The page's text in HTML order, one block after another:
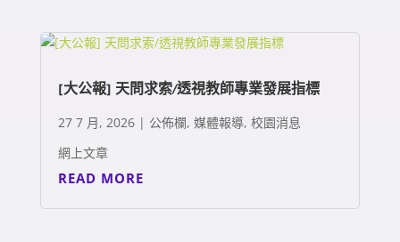
[大公報] 天問求索/透視教師專業發展指標
27 7 月, 2026| 公佈欄, 媒體報導, 校園消息
網上文章
READ MORE